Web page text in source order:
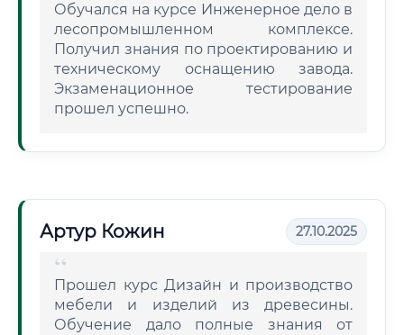
Обучался на курсе Инженерное дело в
лесопромышленном комплексе.
Получил знания по проектированию и
техническому оснащению завода.
Экзаменационное тестирование
прошел успешно.
Артур Кожин 27.10.2025
Прошел курс Дизайн и производство
мебели и изделий из древесины.
Обучение дало полные знания от